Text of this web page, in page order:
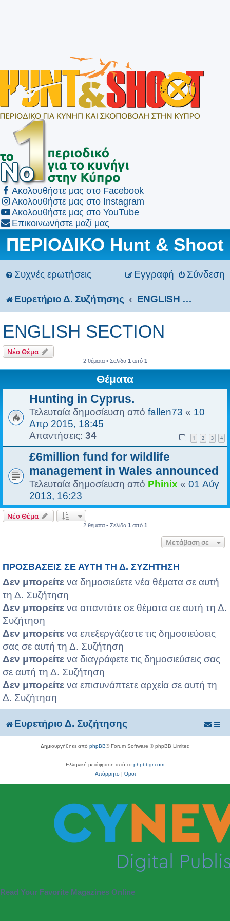
Ακολουθήστε μας στο Facebook
Ακολουθήστε μας στο Instagram
Ακολουθήστε μας στο YouTube
Επικοινωνήστε μαζί μας
ΠΕΡΙΟΔΙΚΟ Hunt & Shoot
Συχνές ερωτήσεις Σύνδεση
Εγγραφή
Ευρετήριο Δ. Συζήτησης ENGLISH SECTION
ENGLISH SECTION
Νέο Θέμα
2 θέματα • Σελίδα 1 από 1
Θέματα
Hunting in Cyprus.
Τελευταία δημοσίευση από fallen73 « 10
Απρ 2015, 18:45
Απαντήσεις: 34 1 2 3 4
£6million fund for wildlife
management in Wales announced
Τελευταία δημοσίευση από Phinix « 01 Αύγ
2013, 16:23
Νέο Θέμα
2 θέματα • Σελίδα 1 από 1
Μετάβαση σε
ΠΡΟΣΒΆΣΕΙΣ ΣΕ ΑΥΤΉ ΤΗ Δ. ΣΥΖΉΤΗΣΗ
Δεν μπορείτε να δημοσιεύετε νέα θέματα σε αυτή
τη Δ. Συζήτηση
Δεν μπορείτε να απαντάτε σε θέματα σε αυτή τη Δ.
Συζήτηση
Δεν μπορείτε να επεξεργάζεστε τις δημοσιεύσεις
σας σε αυτή τη Δ. Συζήτηση
Δεν μπορείτε να διαγράφετε τις δημοσιεύσεις σας
σε αυτή τη Δ. Συζήτηση
Δεν μπορείτε να επισυνάπτετε αρχεία σε αυτή τη
Δ. Συζήτηση
Ευρετήριο Δ. Συζήτησης
Δημιουργήθηκε από phpBB® Forum Software © phpBB Limited
Ελληνική μετάφραση από το phpbbgr.com
Απόρρητο|Όροι
Read Your Favorite Magazines Online